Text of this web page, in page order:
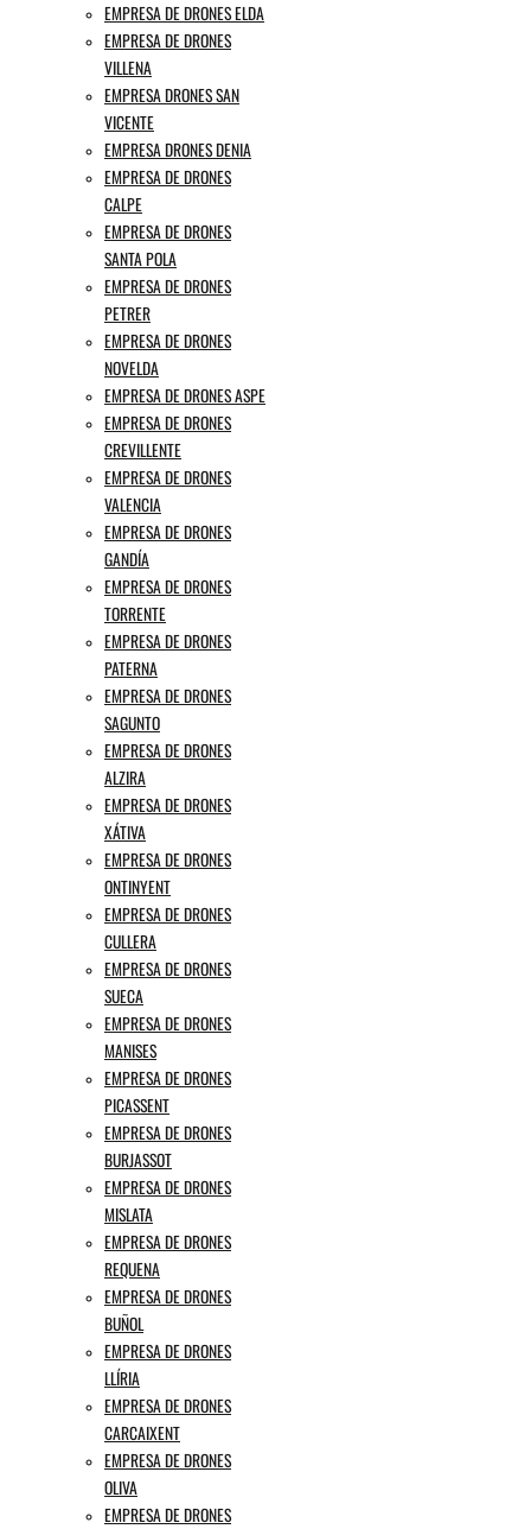
EMPRESA DE DRONES ELDA
EMPRESA DE DRONES
VILLENA
EMPRESA DRONES SAN
VICENTE
EMPRESA DRONES DENIA
EMPRESA DE DRONES
CALPE
EMPRESA DE DRONES
SANTA POLA
EMPRESA DE DRONES
PETRER
EMPRESA DE DRONES
NOVELDA
EMPRESA DE DRONES ASPE
EMPRESA DE DRONES
CREVILLENTE
EMPRESA DE DRONES
VALENCIA
EMPRESA DE DRONES
GANDÍA
EMPRESA DE DRONES
TORRENTE
EMPRESA DE DRONES
PATERNA
EMPRESA DE DRONES
SAGUNTO
EMPRESA DE DRONES
ALZIRA
EMPRESA DE DRONES
XÁTIVA
EMPRESA DE DRONES
ONTINYENT
EMPRESA DE DRONES
CULLERA
EMPRESA DE DRONES
SUECA
EMPRESA DE DRONES
MANISES
EMPRESA DE DRONES
PICASSENT
EMPRESA DE DRONES
BURJASSOT
EMPRESA DE DRONES
MISLATA
EMPRESA DE DRONES
REQUENA
EMPRESA DE DRONES
BUÑOL
EMPRESA DE DRONES
LLÍRIA
EMPRESA DE DRONES
CARCAIXENT
EMPRESA DE DRONES
OLIVA
EMPRESA DE DRONES